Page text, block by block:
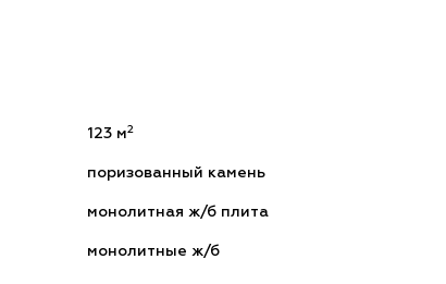
123 м2
поризованный камень
монолитная ж/б плита
монолитные ж/б